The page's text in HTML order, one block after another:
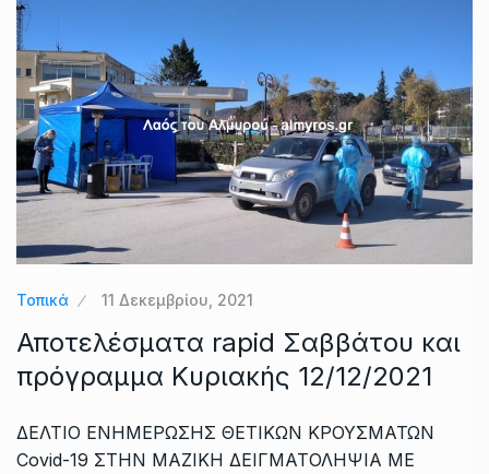
Τοπικά 11 Δεκεμβρίου, 2021
Αποτελέσματα rapid Σαββάτου και
πρόγραμμα Κυριακής 12/12/2021
ΔΕΛΤΙΟ ΕΝΗΜΕΡΩΣΗΣ ΘΕΤΙΚΩΝ ΚΡΟΥΣΜΑΤΩΝ
Covid-19 ΣΤΗΝ ΜΑΖΙΚΗ ΔΕΙΓΜΑΤΟΛΗΨΙΑ ΜΕ